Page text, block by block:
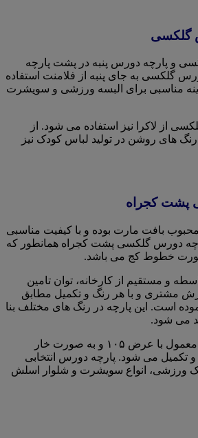
گلکسی
و پارچه دورس پنبه در پشت پارچه
گلکسی به جای پنبه از فلامنت استفاده
مناسبی برای البسه ورزشی و سویشرت
از لاکرا نیز استفاده می شود. از
های روشن در تولید لباس کودک نیز
پشت کجراه
محبوب بافت مارت بوده و با کیفیت مناسبی
دورس گلکسی پشت کجراه همانطور که
خطوط کج می باشد.
و مستقیم از کارخانه، توان تامین
مشتری و با هر رنگ و تکمیل مطابق
است. این پارچه در رنگ های مختلف بنا
می شود.
پارچه دورس به صورت معمول با عرض ۱۰۵ و به صورت خار
و تکمیل می شود. پارچه دورس انتخابی
ورزشی، انواع سویشرت و شلوار اسلش